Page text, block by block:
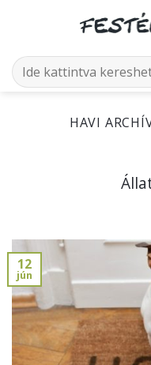
Keresés
a
HAVI
12
jún